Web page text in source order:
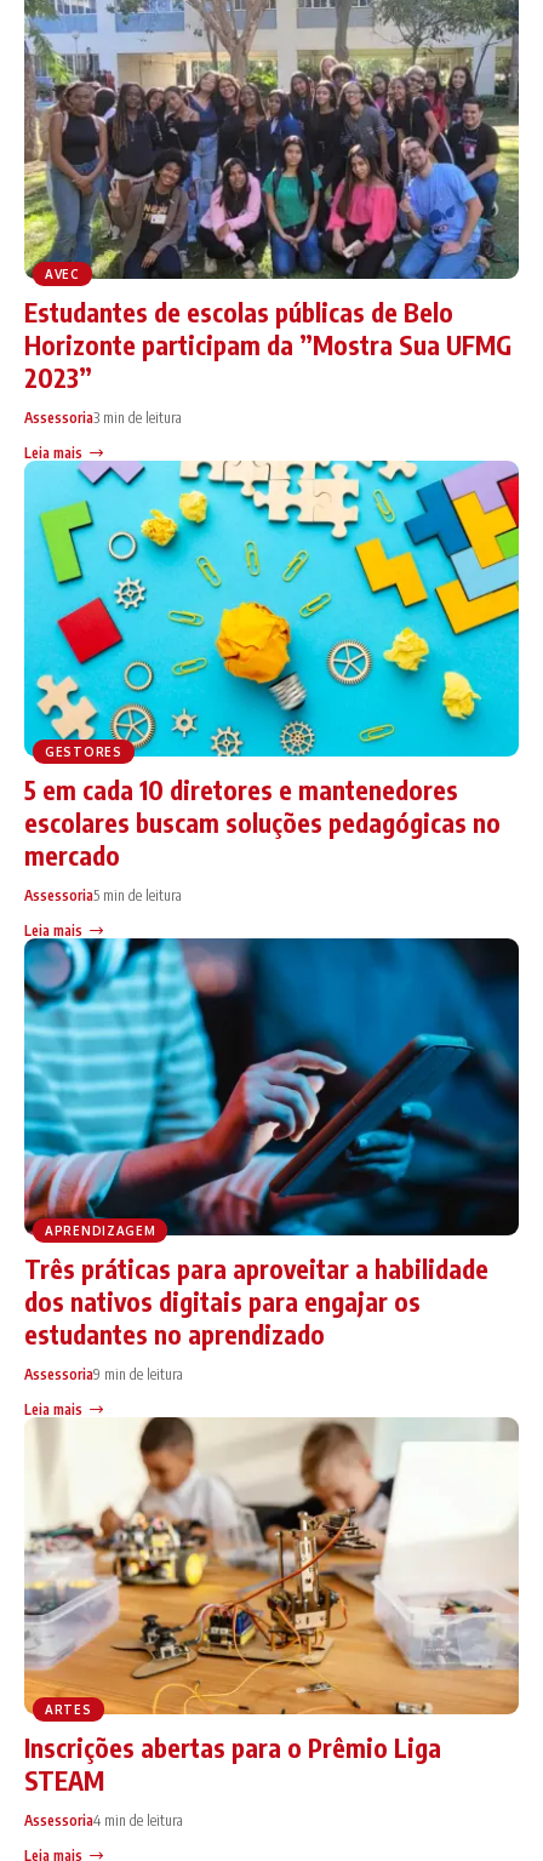
AVEC
Estudantes de escolas públicas de Belo
Horizonte participam da ”Mostra Sua UFMG
2023”
Assessoria3 min de leitura
Leia mais
GESTORES
5 em cada 10 diretores e mantenedores
escolares buscam soluções pedagógicas no
mercado
Assessoria5 min de leitura
Leia mais
APRENDIZAGEM
Três práticas para aproveitar a habilidade
dos nativos digitais para engajar os
estudantes no aprendizado
Assessoria9 min de leitura
Leia mais
ARTES
Inscrições abertas para o Prêmio Liga
STEAM
Assessoria4 min de leitura
Leia mais